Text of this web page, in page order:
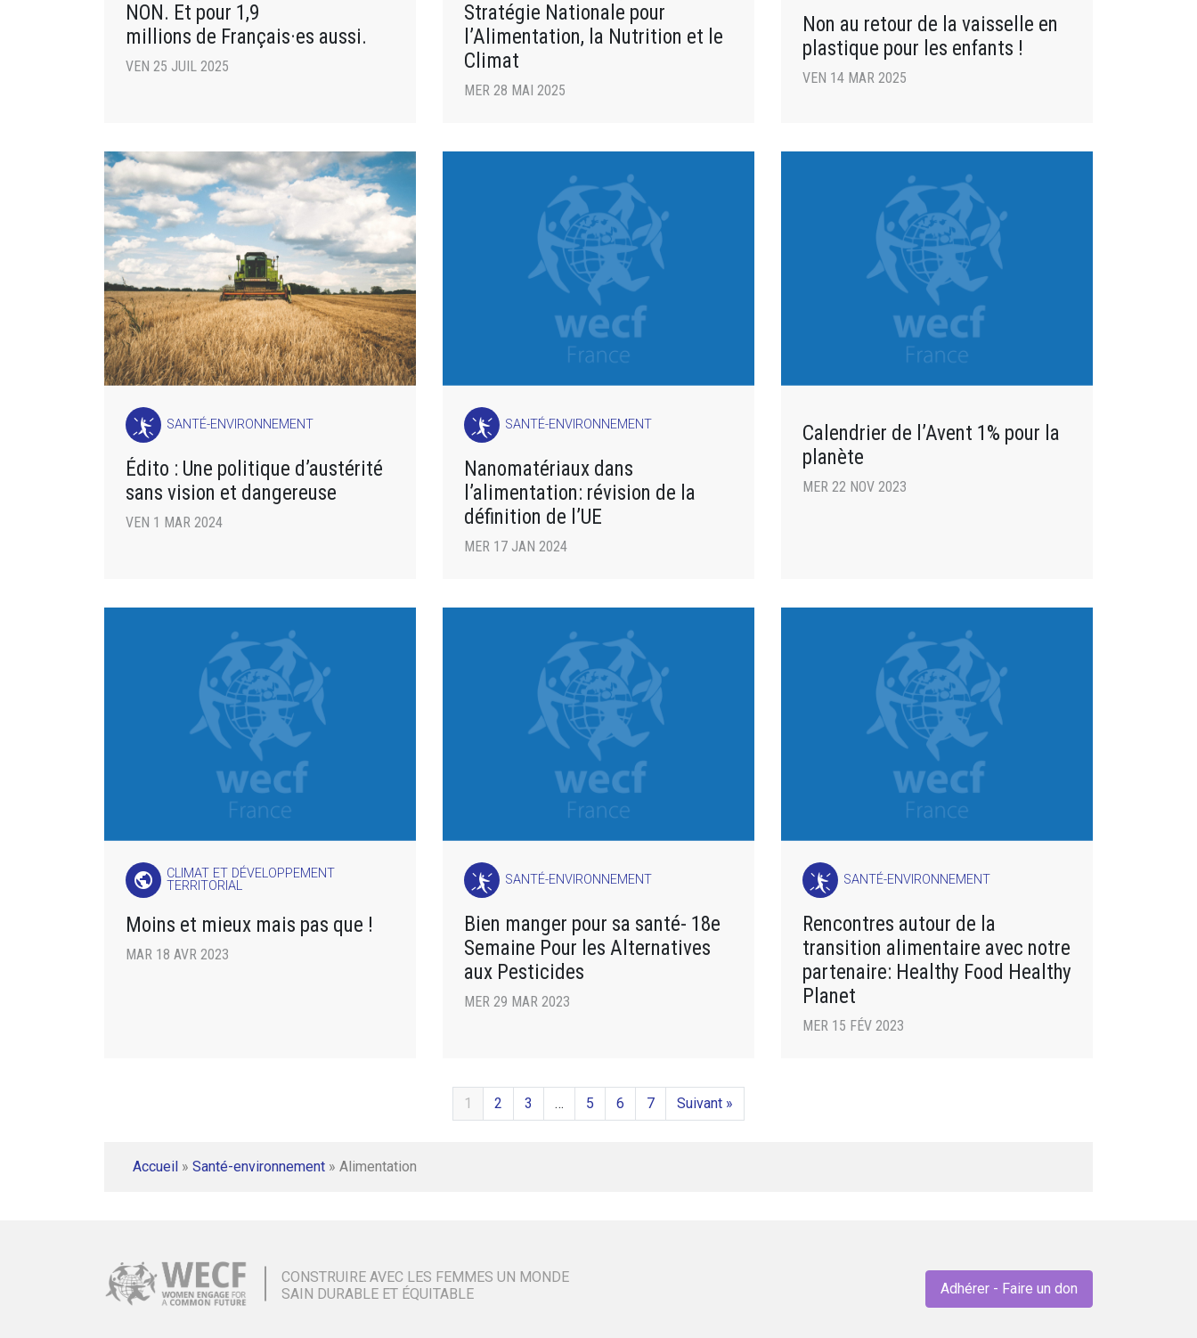
NON. Et pour 1,9
millions de Français·es aussi.
VEN 25 JUIL 2025
Stratégie Nationale pour
l’Alimentation, la Nutrition et le
Climat
MER 28 MAI 2025
Non au retour de la vaisselle en
plastique pour les enfants !
VEN 14 MAR 2025
SANTÉ-ENVIRONNEMENT
Édito : Une politique d’austérité
sans vision et dangereuse
VEN 1 MAR 2024
SANTÉ-ENVIRONNEMENT
Nanomatériaux dans
l’alimentation: révision de la
définition de l’UE
MER 17 JAN 2024
Calendrier de l’Avent 1% pour la
planète
MER 22 NOV 2023
public
CLIMAT ET DÉVELOPPEMENT
TERRITORIAL
Moins et mieux mais pas que !
MAR 18 AVR 2023
SANTÉ-ENVIRONNEMENT
Bien manger pour sa santé- 18e
Semaine Pour les Alternatives
aux Pesticides
MER 29 MAR 2023
SANTÉ-ENVIRONNEMENT
Rencontres autour de la
transition alimentaire avec notre
partenaire: Healthy Food Healthy
Planet
MER 15 FÉV 2023
1 2 3 … 5 6 7 Suivant »
Accueil » Santé-environnement » Alimentation
CONSTRUIRE AVEC LES FEMMES UN MONDE
SAIN DURABLE ET ÉQUITABLE
Adhérer - Faire un don